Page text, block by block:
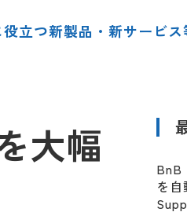
立つ新製品・新サービス
大幅
BnB
を